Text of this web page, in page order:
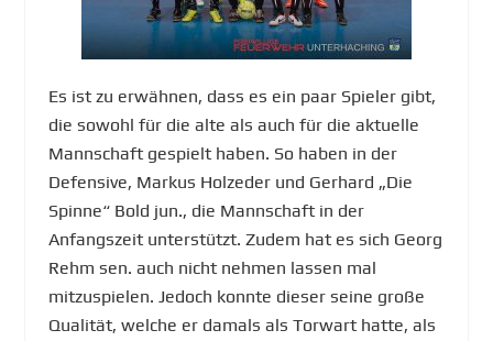
Es ist zu erwähnen, dass es ein paar Spieler gibt,
die sowohl für die alte als auch für die aktuelle
Mannschaft gespielt haben. So haben in der
Defensive, Markus Holzeder und Gerhard „Die
Spinne“ Bold jun., die Mannschaft in der
Anfangszeit unterstützt. Zudem hat es sich Georg
Rehm sen. auch nicht nehmen lassen mal
mitzuspielen. Jedoch konnte dieser seine große
Qualität, welche er damals als Torwart hatte, als